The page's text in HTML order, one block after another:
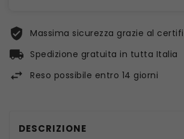
Massima sicurezza grazie al
Spedizione gratuita in tutta Italia
Reso possibile entro 14 giorni
DESCRIZIONE